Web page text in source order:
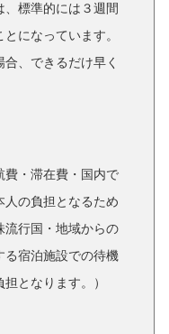
標準的には３週間
になっています。
、できるだけ早く
・滞在費・国内で
人の負担となるため
流行国・地域からの
る宿泊施設での待機
となります。）